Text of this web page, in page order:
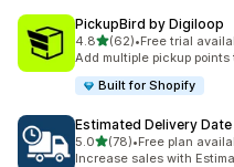
PickupBird by Digiloop
4.85つ星中
(62)
合計レビュー数：62件
•Free trial
Add multiple pickup
Built for Shopify
Estimated Delivery Date
5.05つ星中
(78)
合計レビュー数：78件
•Free plan
Increase sales with